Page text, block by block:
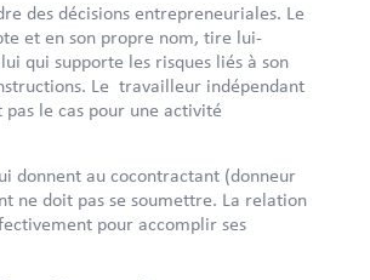
des décisions entrepreneuriales. Le
et en son propre nom, tire lui-
qui supporte les risques liés à son
Le travailleur indépendant
le cas pour une activité
donnent au cocontractant (donneur
ne doit pas se soumettre. La relation
pour accomplir ses